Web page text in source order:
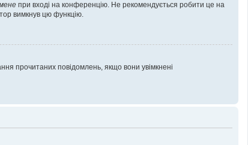
при вході на конференцію. Не рекомендується робити це на
вимкнув цю функцію.
прочитаних повідомлень, якщо вони увімкнені